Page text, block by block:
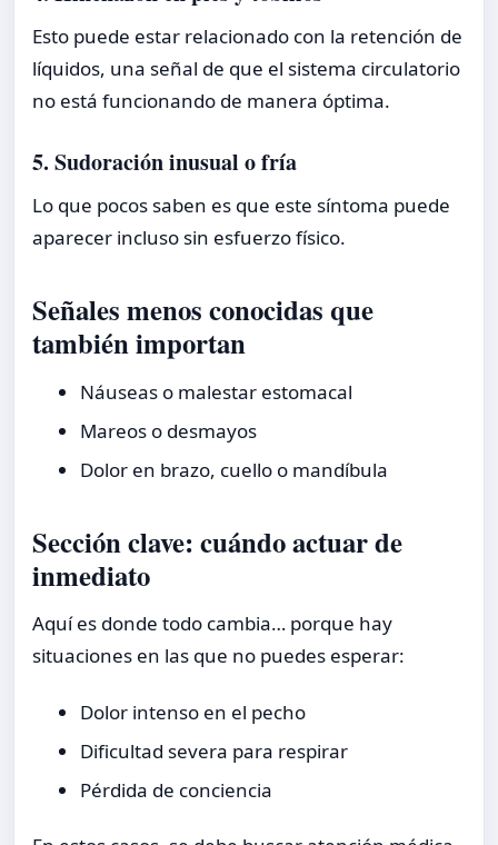
Esto puede estar relacionado con la retención de
líquidos, una señal de que el sistema circulatorio
no está funcionando de manera óptima.
5. Sudoración inusual o fría
Lo que pocos saben es que este síntoma puede
aparecer incluso sin esfuerzo físico.
Señales menos conocidas que
también importan
Náuseas o malestar estomacal
Mareos o desmayos
Dolor en brazo, cuello o mandíbula
Sección clave: cuándo actuar de
inmediato
Aquí es donde todo cambia… porque hay
situaciones en las que no puedes esperar:
Dolor intenso en el pecho
Dificultad severa para respirar
Pérdida de conciencia